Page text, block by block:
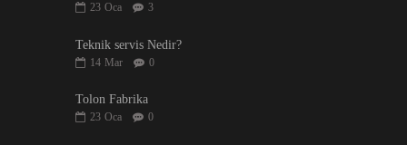
23 Oca 3
Teknik servis Nedir?
14 Mar 0
Tolon Fabrika
23 Oca 0